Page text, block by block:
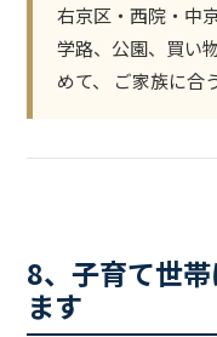
右京区・西院・中
学路、公園、買い
めて、 ご家族に合
8、子育て世
ます